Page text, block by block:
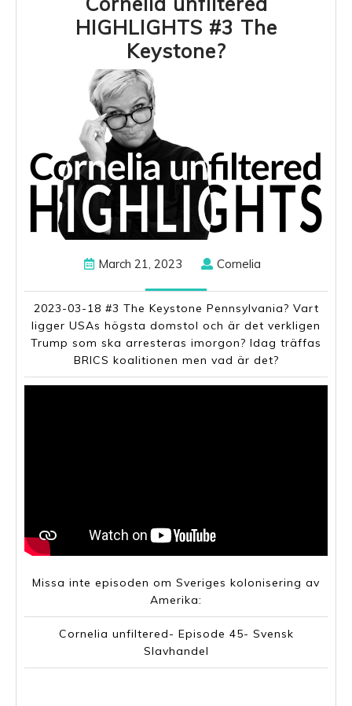
HIGHLIGHTS #3 The
Keystone?Cornelia
Keystone?
March 21, 2023March CorneliaCornelia
2023-03-18 #3 The Keystone Pennsylvania? Vart
ligger USAs högsta domstol och är det verkligen
Trump som ska arresteras imorgon? Idag träffas
BRICS koalitionen men vad är det?
Missa inte episoden om Sveriges kolonisering av
Amerika:
Cornelia unfiltered- Episode 45- Svensk
Slavhandel